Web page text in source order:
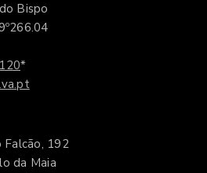
Bispo
*
Falcão, 192
da Maia